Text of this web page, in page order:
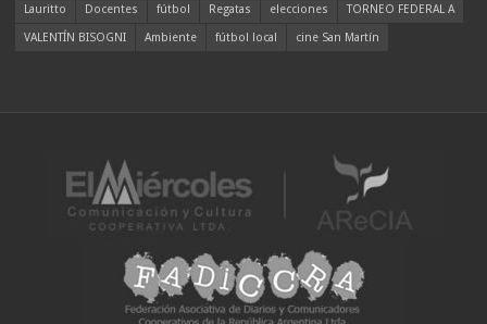
Lauritto
Docentes fútbol Regatas elecciones
TORNEO FEDERAL A
VALENTÍN BISOGNI
Ambiente fútbol local cine San Martín